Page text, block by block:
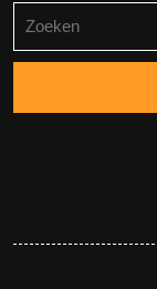
naar: